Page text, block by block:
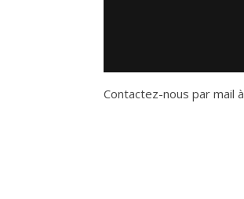
Contactez-nous par mail à